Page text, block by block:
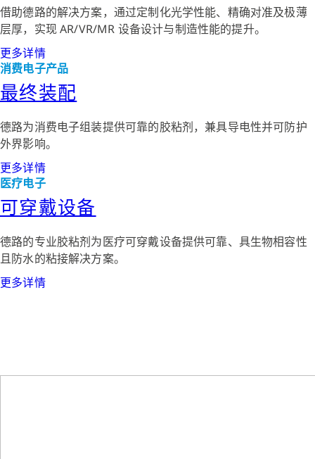
借助德路的解决方案，通过定制化光学性能、精确对准及极薄
层厚，实现 AR/VR/MR 设备设计与制造性能的提升。
更多详情
消费电子产品
最终装配
德路为消费电子组装提供可靠的胶粘剂，兼具导电性并可防护
外界影响。
更多详情
医疗电子
可穿戴设备
德路的专业胶粘剂为医疗可穿戴设备提供可靠、具生物相容性
且防水的粘接解决方案。
更多详情